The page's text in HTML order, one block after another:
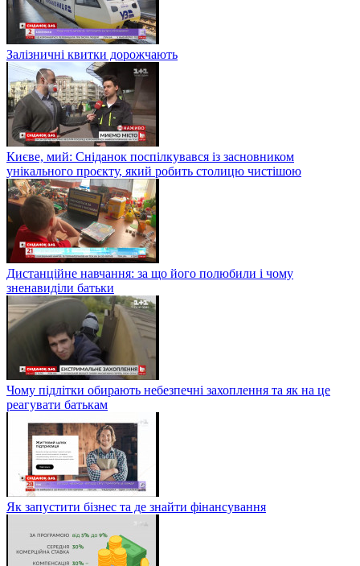
Залізничні квитки дорожчають
Києве, мий: Сніданок поспілкувався із засновником
унікального проєкту, який робить столицю чистішою
Дистанційне навчання: за що його полюбили і чому
зненавиділи батьки
Чому підлітки обирають небезпечні захоплення та як на це
реагувати батькам
Як запустити бізнес та де знайти фінансування